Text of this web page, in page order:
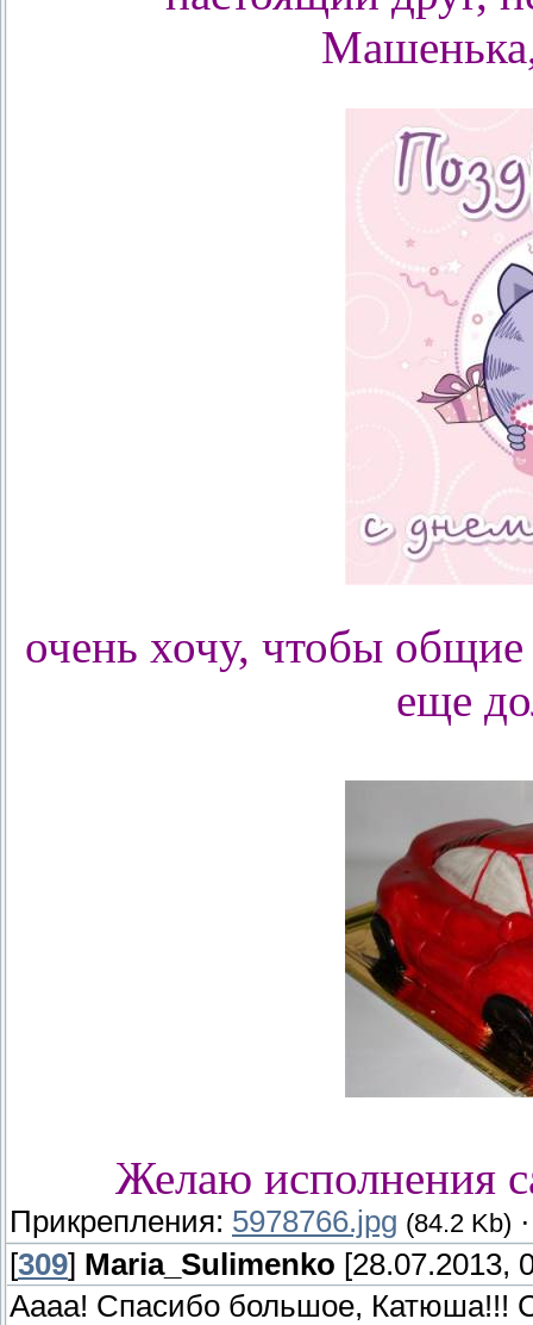
очень хочу, чтобы
еще
Желаю исполнения
Прикрепления: 5978766.jpg (84.2 Kb)
[309] Maria_Sulimenko [28.07.2013,
Аааа! Спасибо большое, Катюша!!!